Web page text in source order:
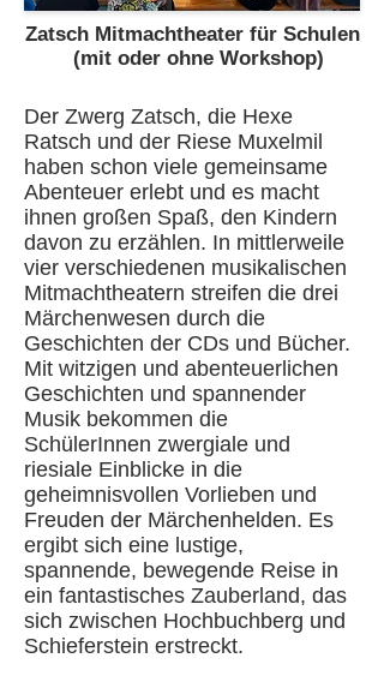
Zatsch Mitmachtheater für Schulen
(mit oder ohne Workshop)
Der Zwerg Zatsch, die Hexe
Ratsch und der Riese Muxelmil
haben schon viele gemeinsame
Abenteuer erlebt und es macht
ihnen großen Spaß, den Kindern
davon zu erzählen. In mittlerweile
vier verschiedenen musikalischen
Mitmachtheatern streifen die drei
Märchenwesen durch die
Geschichten der CDs und Bücher.
Mit witzigen und abenteuerlichen
Geschichten und spannender
Musik bekommen die
SchülerInnen zwergiale und
riesiale Einblicke in die
geheimnisvollen Vorlieben und
Freuden der Märchenhelden. Es
ergibt sich eine lustige,
spannende, bewegende Reise in
ein fantastisches Zauberland, das
sich zwischen Hochbuchberg und
Schieferstein erstreckt.